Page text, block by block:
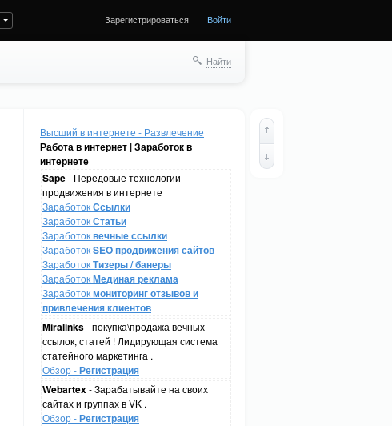
Зарегистрироваться Войти
Найти
Высший в интернете - Развлечение
Работа в интернет | Заработок в
интернете
Sape- Передовые технологии
продвижения в интернете
ЗаработокСсылки
ЗаработокСтатьи
Заработоквечные ссылки
ЗаработокSEO продвижения сайтов
ЗаработокТизеры / банеры
ЗаработокМединая реклама
Заработокмониторинг отзывов и
привлечения клиентов
Miralinks- покупка\продажа вечных
ссылок, статей ! Лидирующая система
статейного маркетинга .
Обзор -Регистрация
Webartex- Зарабатывайте на своих
сайтах и группах в VK .
Обзор -Регистрация